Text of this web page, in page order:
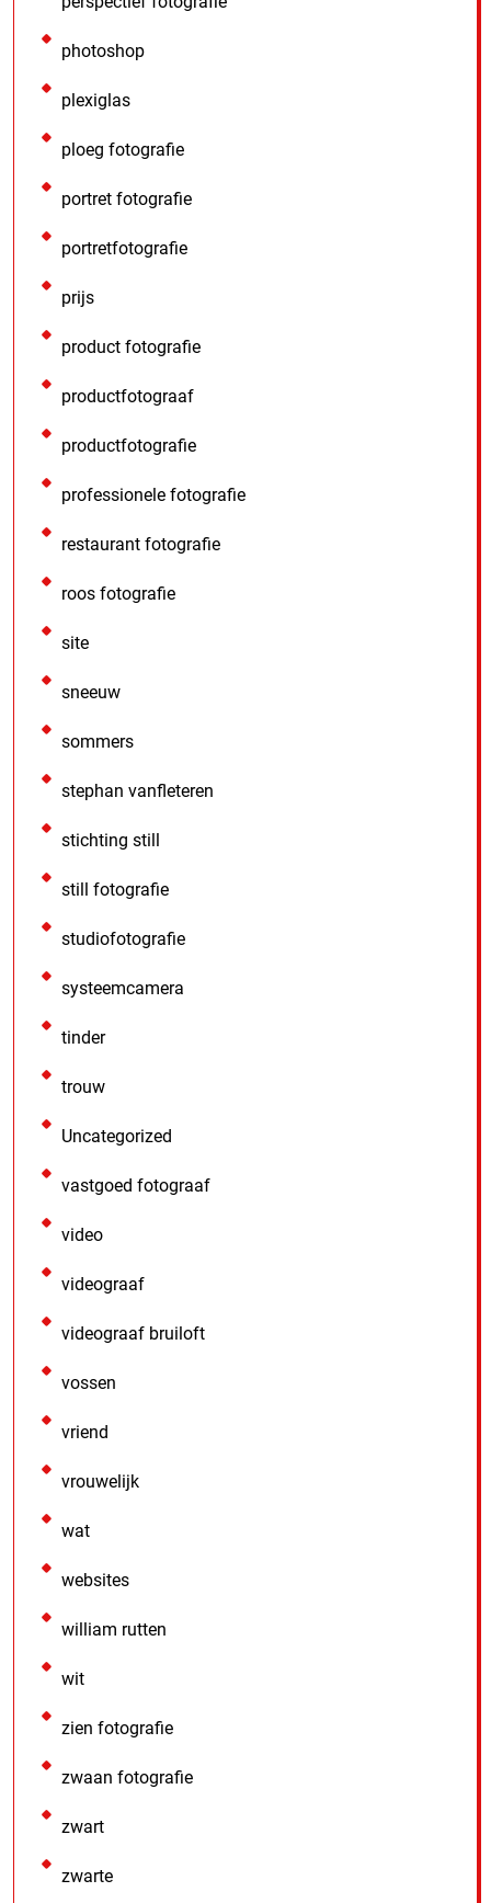
photoshop
plexiglas
ploeg fotografie
portret fotografie
portretfotografie
prijs
product fotografie
productfotograaf
productfotografie
professionele fotografie
restaurant fotografie
roos fotografie
site
sneeuw
sommers
stephan vanfleteren
stichting still
still fotografie
studiofotografie
systeemcamera
tinder
trouw
Uncategorized
vastgoed fotograaf
video
videograaf
videograaf bruiloft
vossen
vriend
vrouwelijk
wat
websites
william rutten
wit
zien fotografie
zwaan fotografie
zwart
zwarte